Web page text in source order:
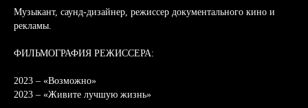
Музыкант, саунд-дизайнер, режиссер документального кино и
рекламы.
ФИЛЬМОГРАФИЯ РЕЖИССЕРА:
2023 – «Возможно»
2023 – «Живите лучшую жизнь»